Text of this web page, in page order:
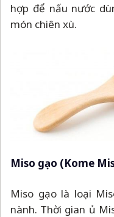
hợp để nấu nước
món chiên xù.
Miso gạo (Kome
Miso gạo là loại
nành. Thời gian ủ